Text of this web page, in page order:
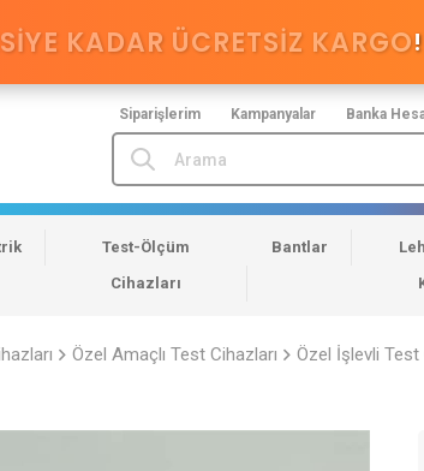
Siparişlerim Kampanyalar Banka
KADAR ÜCRETSİZ KARGO!
Test-Ölçüm
Cihazları
Bantlar
Özel Amaçlı Test Cihazları Özel İşlevli Test